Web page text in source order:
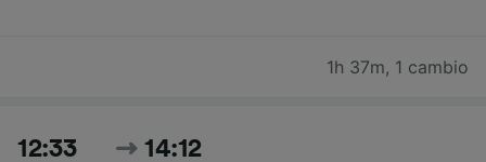
1h 37m, 1 cambio
12:33 14:12